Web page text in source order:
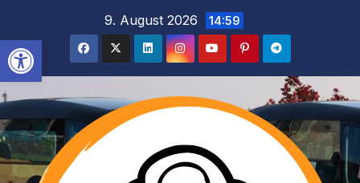
Werkzeugleiste öffnen
springen
9. August 2026 14:59